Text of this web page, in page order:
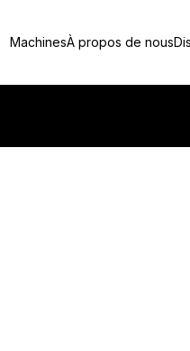
MachinesÀ propos de nous